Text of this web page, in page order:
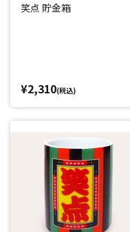
笑点 貯金箱
¥2,310(税込)